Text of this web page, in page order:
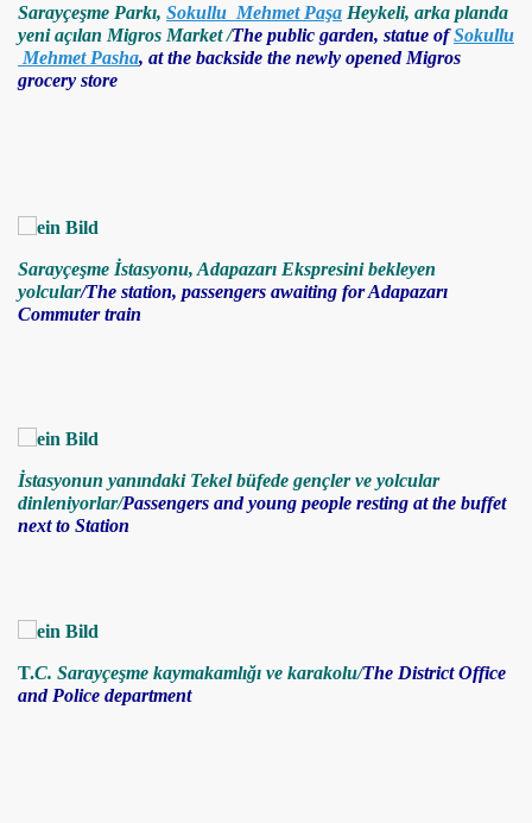
Sarayçeşme Parkı, Sokullu Mehmet Paşa Heykeli, arka planda
yeni açılan Migros Market /The public garden, statue ofSokullu
Mehmet Pasha, at the backside the newly opened Migros
grocery store
Sarayçeşme İstasyonu, Adapazarı Ekspresini bekleyen
yolcular/The station, passengers awaiting for Adapazarı
Commuter train
İstasyonun yanındaki Tekel büfede gençler ve yolcular
dinleniyorlar/Passengers and young people resting at the buffet
next to Station
T.C. Sarayçeşme kaymakamlığı ve karakolu/The District Office
and Police department